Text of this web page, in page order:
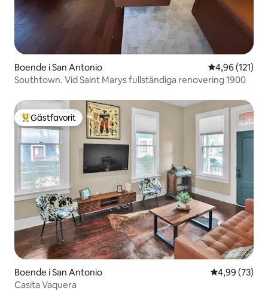
Boende i San Antonio 4,96 av 5 i
4,96 (121)
Southtown. Vid Saint Marys fullständiga renovering 1900
Populär gästfavorit
Gästfavorit
Boende i San Antonio 4,99 av 5 i
4,99 (73)
Casita Vaquera